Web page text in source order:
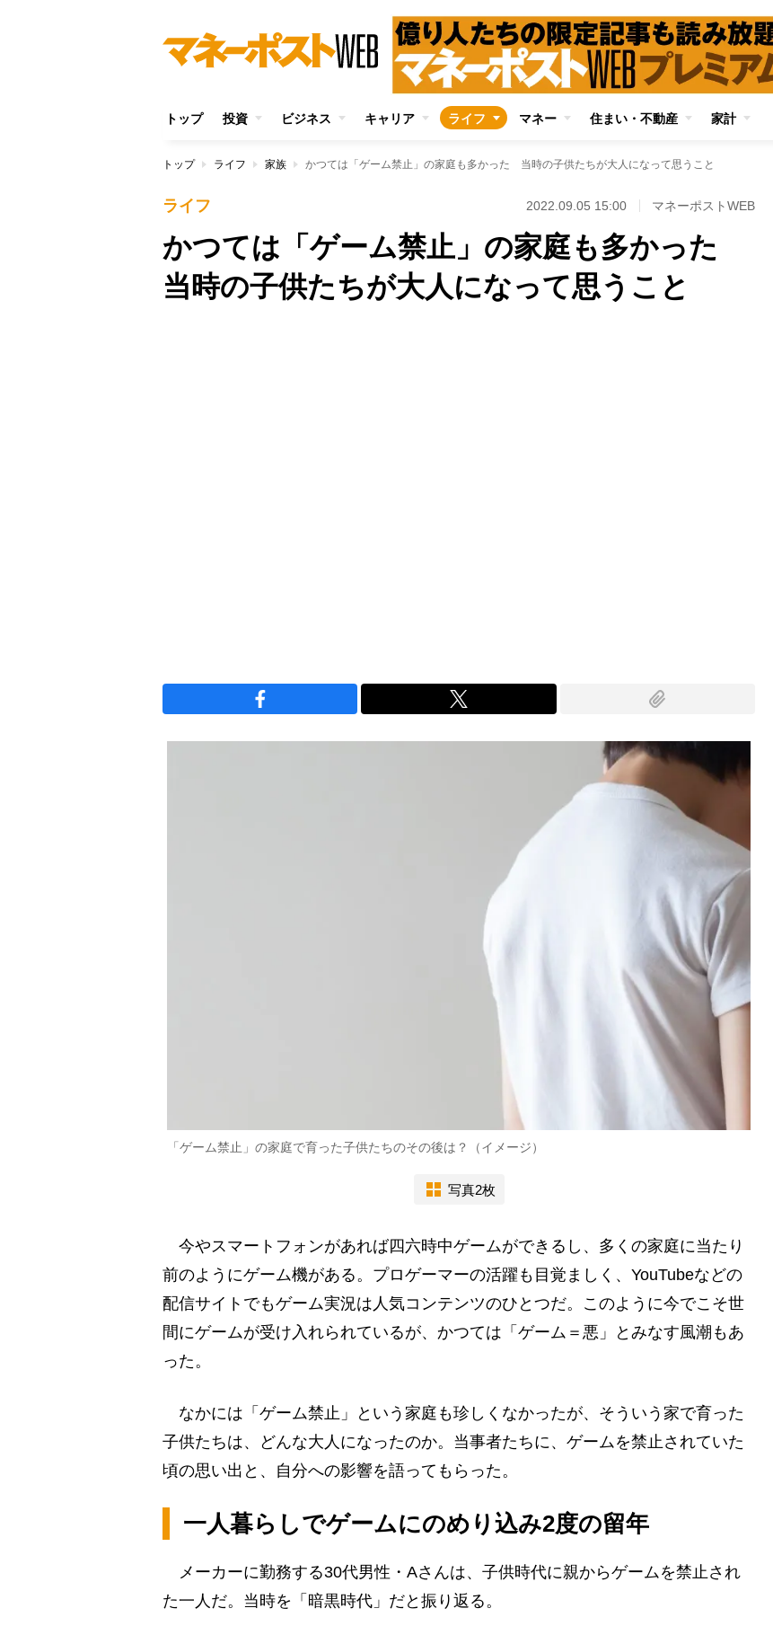
トップ 投資 ビジネス キャリア ライフ マネー 住まい・不動産 家計
トップ ライフ 家族 かつては「ゲーム禁止」の家庭も多かった 当時の子供たちが大人になって思うこと
ライフ 2022.09.05 15:00 マネーポストWEB
かつては「ゲーム禁止」の家庭も多かった
当時の子供たちが大人になって思うこと
「ゲーム禁止」の家庭で育った子供たちのその後は？（イメージ）
写真2枚
今やスマートフォンがあれば四六時中ゲームができるし、多くの家庭に当たり
前のようにゲーム機がある。プロゲーマーの活躍も目覚ましく、YouTubeなどの
配信サイトでもゲーム実況は人気コンテンツのひとつだ。このように今でこそ世
間にゲームが受け入れられているが、かつては「ゲーム＝悪」とみなす風潮もあ
った。
なかには「ゲーム禁止」という家庭も珍しくなかったが、そういう家で育った
子供たちは、どんな大人になったのか。当事者たちに、ゲームを禁止されていた
頃の思い出と、自分への影響を語ってもらった。
一人暮らしでゲームにのめり込み2度の留年
メーカーに勤務する30代男性・Aさんは、子供時代に親からゲームを禁止され
た一人だ。当時を「暗黒時代」だと振り返る。